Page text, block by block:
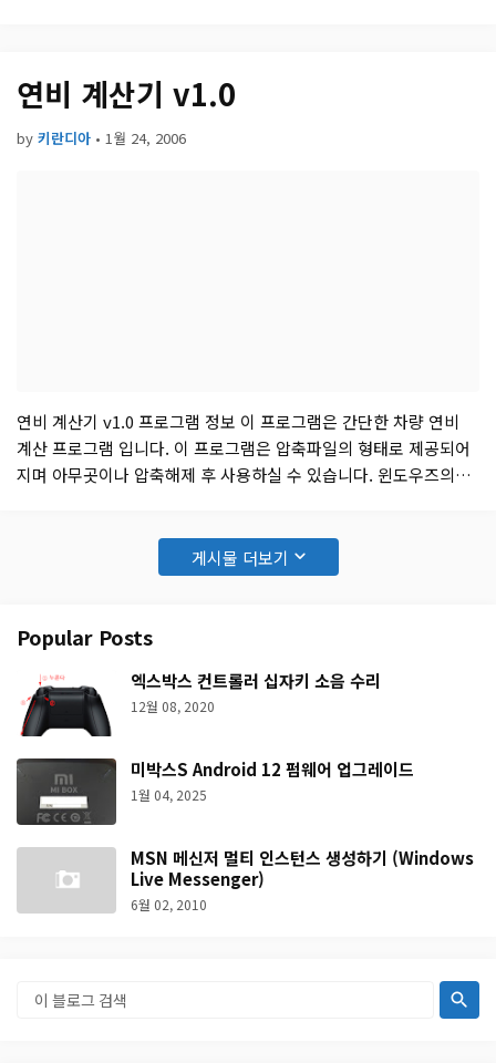
연비 계산기 v1.0
by 키란디아 • 1월 24, 2006
연비 계산기 v1.0 프로그램 정보 이 프로그램은 간단한 차량 연비
계산 프로그램 입니다. 이 프로그램은 압축파일의 형태로 제공되어
지며 아무곳이나 압축해제 후 사용하실 수 있습니다. 윈도우즈의
전 1.0 , 최종 컴파일 2006년 1월 24일 개발툴 Borland
Developer Studio 2006 (Delphi 2…
게시물 더보기
Popular Posts
엑스박스 컨트롤러 십자키 소음 수리
12월 08, 2020
미박스S Android 12 펌웨어 업그레이드
1월 04, 2025
MSN 메신저 멀티 인스턴스 생성하기 (Windows
Live Messenger)
6월 02, 2010